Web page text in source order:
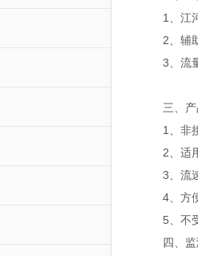
1、江河
2、辅助
3、流量
三、产
1、非接
2、适用
3、流速
4、方便
5、不受
四、监